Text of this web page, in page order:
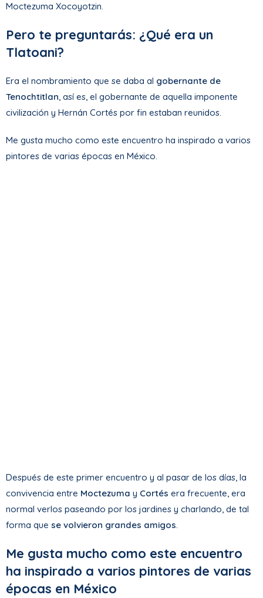
Moctezuma Xocoyotzin.
Pero te preguntarás: ¿Qué era un
Tlatoani?
Era el nombramiento que se daba al gobernante de
Tenochtitlan, así es, el gobernante de aquella imponente
civilización y Hernán Cortés por fin estaban reunidos.
Me gusta mucho como este encuentro ha inspirado a varios
pintores de varias épocas en México.
Después de este primer encuentro y al pasar de los días, la
convivencia entre Moctezuma y Cortés era frecuente, era
normal verlos paseando por los jardines y charlando, de tal
forma que se volvieron grandes amigos.
Me gusta mucho como este encuentro
ha inspirado a varios pintores de varias
épocas en México